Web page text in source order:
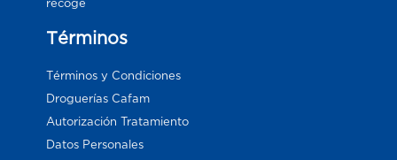
recoge
Términos
Términos y Condiciones
Droguerías Cafam
Autorización Tratamiento
Datos Personales